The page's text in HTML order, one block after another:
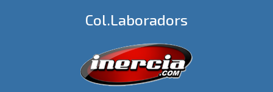
Col.laboradors